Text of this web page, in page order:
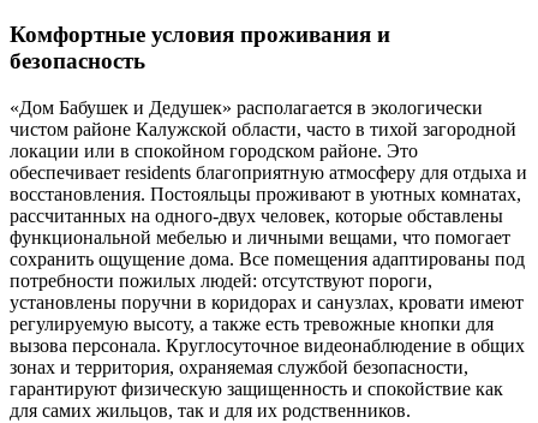
Комфортные условия проживания и
безопасность
«Дом Бабушек и Дедушек» располагается в экологически
чистом районе Калужской области, часто в тихой загородной
локации или в спокойном городском районе. Это
обеспечивает residents благоприятную атмосферу для отдыха и
восстановления. Постояльцы проживают в уютных комнатах,
рассчитанных на одного-двух человек, которые обставлены
функциональной мебелью и личными вещами, что помогает
сохранить ощущение дома. Все помещения адаптированы под
потребности пожилых людей: отсутствуют пороги,
установлены поручни в коридорах и санузлах, кровати имеют
регулируемую высоту, а также есть тревожные кнопки для
вызова персонала. Круглосуточное видеонаблюдение в общих
зонах и территория, охраняемая службой безопасности,
гарантируют физическую защищенность и спокойствие как
для самих жильцов, так и для их родственников.